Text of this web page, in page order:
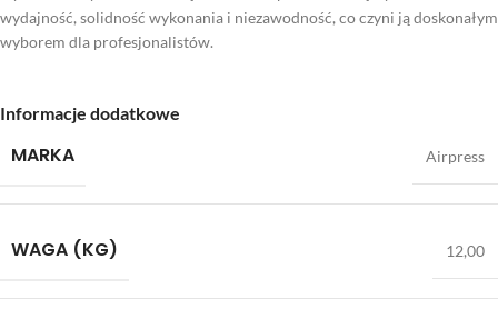
wydajność, solidność wykonania i niezawodność, co czyni ją doskonałym
wyborem dla profesjonalistów.
Informacje dodatkowe
MARKA Airpress
WAGA (KG) 12,00